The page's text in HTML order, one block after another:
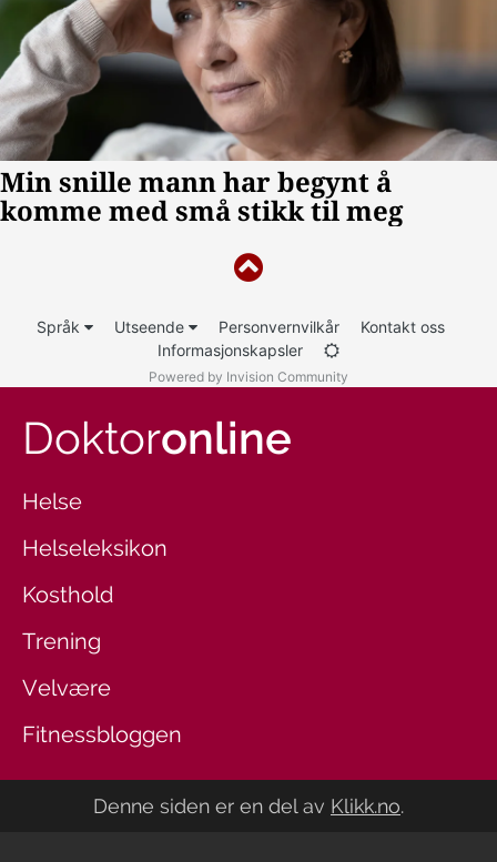
Språk Utseende Personvernvilkår
Kontakt oss
Informasjonskapsler
Powered by Invision Community
Doktoronline
Helse
Helseleksikon
Kosthold
Trening
Velvære
Fitnessbloggen
Denne siden er en del av Klikk.no.